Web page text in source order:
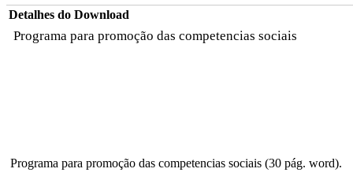
Detalhes do Download
Programa para promoção das competencias sociais
Programa para promoção das competencias sociais (30 pág. word).